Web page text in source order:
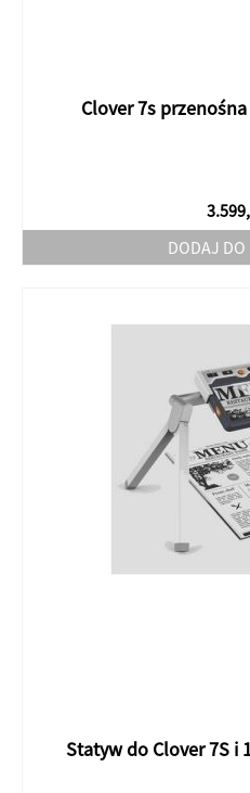
Clover 7s
DODAJ DO
Statyw do Clover 7S i